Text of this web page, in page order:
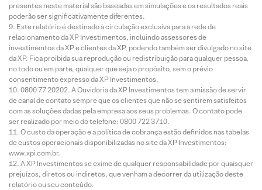
presentes neste material são baseadas em simulações e os resultados reais
poderão ser significativamente diferentes.
Este relatório é destinado à circulação exclusiva para a rede de
relacionamento da XP Investimentos, incluindo assessores de
investimentos da XP e clientes da XP, podendo também ser divulgado no site
da XP. Fica proibida sua reprodução ou redistribuição para qualquer pessoa,
no todo ou em parte, qualquer que seja o propósito, sem o prévio
consentimento expresso da XP Investimentos.
0800 77 20202. A Ouvidoria da XP Investimentos tem a missão de servir
de canal de contato sempre que os clientes que não se sentirem satisfeitos
com as soluções dadas pela empresa aos seus problemas. O contato pode
ser realizado por meio do telefone: 0800 722 3710.
O custo da operação e a política de cobrança estão definidos nas tabelas
de custos operacionais disponibilizadas no site da XP Investimentos:
www.xpi.com.br.
A XP Investimentos se exime de qualquer responsabilidade por quaisquer
prejuízos, diretos ou indiretos, que venham a decorrer da utilização deste
relatório ou seu conteúdo.